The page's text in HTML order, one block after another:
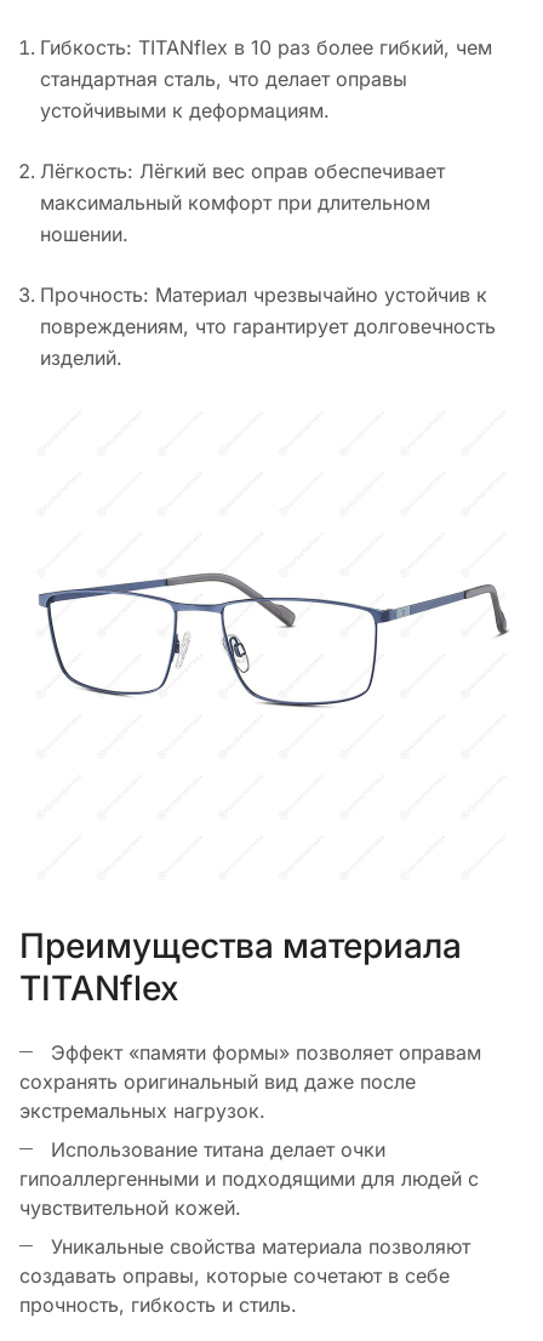
Гибкость: TITANflex в 10 раз более гибкий, чем
стандартная сталь, что делает оправы
устойчивыми к деформациям.
Лёгкость: Лёгкий вес оправ обеспечивает
максимальный комфорт при длительном
ношении.
Прочность: Материал чрезвычайно устойчив к
повреждениям, что гарантирует долговечность
изделий.
Преимущества материала
TITANflex
Эффект «памяти формы» позволяет оправам
сохранять оригинальный вид даже после
экстремальных нагрузок.
Использование титана делает очки
гипоаллергенными и подходящими для людей с
чувствительной кожей.
Уникальные свойства материала позволяют
создавать оправы, которые сочетают в себе
прочность, гибкость и стиль.